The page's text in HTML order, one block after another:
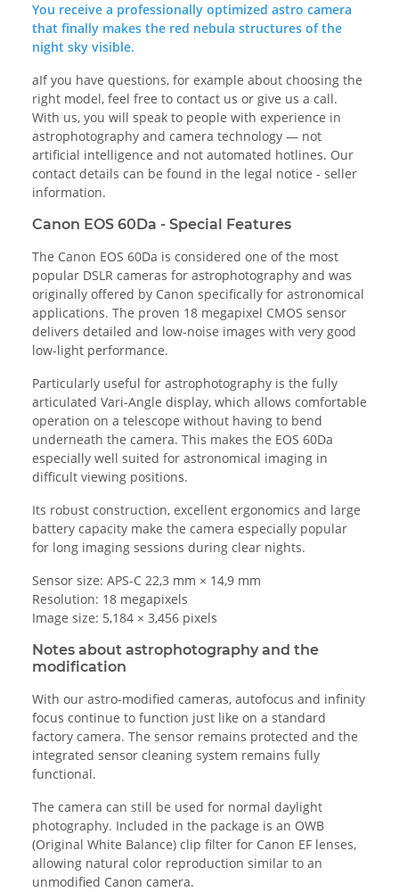
You receive a professionally optimized astro camera
that finally makes the red nebula structures of the
night sky visible.
aIf you have questions, for example about choosing the
right model, feel free to contact us or give us a call.
With us, you will speak to people with experience in
astrophotography and camera technology — not
artificial intelligence and not automated hotlines. Our
contact details can be found in the legal notice - seller
information.
Canon EOS 60Da - Special Features
The Canon EOS 60Da is considered one of the most
popular DSLR cameras for astrophotography and was
originally offered by Canon specifically for astronomical
applications. The proven 18 megapixel CMOS sensor
delivers detailed and low-noise images with very good
low-light performance.
Particularly useful for astrophotography is the fully
articulated Vari-Angle display, which allows comfortable
operation on a telescope without having to bend
underneath the camera. This makes the EOS 60Da
especially well suited for astronomical imaging in
difficult viewing positions.
Its robust construction, excellent ergonomics and large
battery capacity make the camera especially popular
for long imaging sessions during clear nights.
Sensor size: APS-C 22,3 mm × 14,9 mm
Resolution: 18 megapixels
Image size: 5,184 × 3,456 pixels
Notes about astrophotography and the
modification
With our astro-modified cameras, autofocus and infinity
focus continue to function just like on a standard
factory camera. The sensor remains protected and the
integrated sensor cleaning system remains fully
functional.
The camera can still be used for normal daylight
photography. Included in the package is an OWB
(Original White Balance) clip filter for Canon EF lenses,
allowing natural color reproduction similar to an
unmodified Canon camera.